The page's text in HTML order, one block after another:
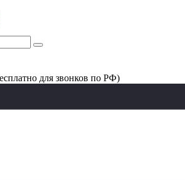
для звонков по РФ)